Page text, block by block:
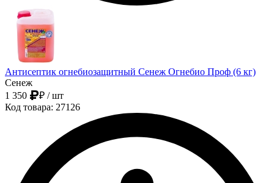
Антисептик огнебиозащитный Сенеж Огнебио Проф (6 кг)
Сенеж
1 350
₽ / шт
Код товара: 27126